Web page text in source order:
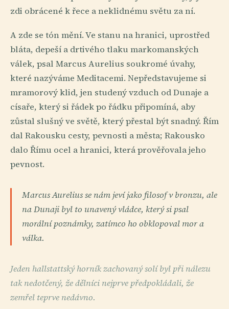
zdi obrácené k řece a neklidnému světu za ní.
A zde se tón mění. Ve stanu na hranici, uprostřed
bláta, depeší a drtivého tlaku markomanských
válek, psal Marcus Aurelius soukromé úvahy,
které nazýváme Meditacemi. Nepředstavujeme si
mramorový klid, jen studený vzduch od Dunaje a
císaře, který si řádek po řádku připomíná, aby
zůstal slušný ve světě, který přestal být snadný. Řím
dal Rakousku cesty, pevnosti a města; Rakousko
dalo Římu ocel a hranici, která prověřovala jeho
pevnost.
Marcus Aurelius se nám jeví jako filosof v bronzu, ale
na Dunaji byl to unavený vládce, který si psal
morální poznámky, zatímco ho obklopoval mor a
válka.
Jeden hallstattský horník zachovaný solí byl při nálezu
tak nedotčený, že dělníci nejprve předpokládali, že
zemřel teprve nedávno.